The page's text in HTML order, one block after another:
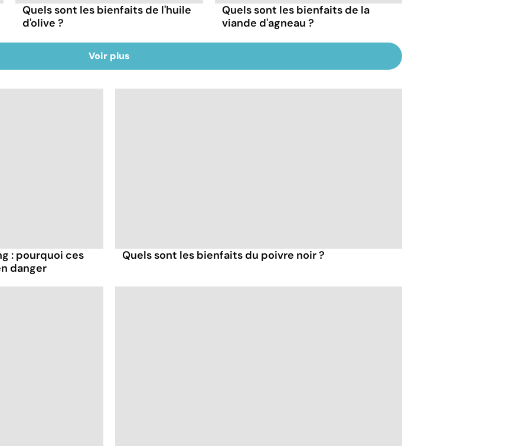
Quels sont les bienfaits de l'huile
d'olive ?
Quels sont les bienfaits de la
viande d'agneau ?
Voir plus
: pourquoi ces
danger
Quels sont les bienfaits du poivre noir ?